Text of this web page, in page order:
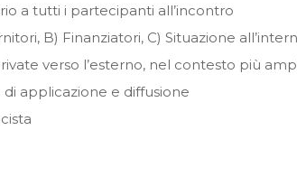
a tutti i partecipanti all’incontro
B) Finanziatori, C) Situazione
verso l’esterno, nel contesto più
applicazione e diffusione